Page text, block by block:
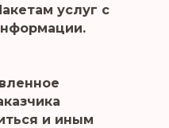
услуг с
и иным